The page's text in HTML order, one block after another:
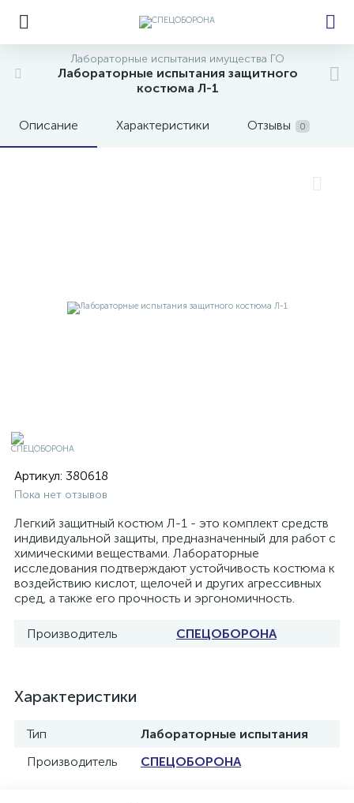
Лабораторные испытания имущества ГО
Лабораторные испытания защитного
костюма Л-1
Описание Характеристики Отзывы 0
Артикул: 380618
Пока нет отзывов
Легкий защитный костюм Л-1 - это комплект средств
индивидуальной защиты, предназначенный для работ с
химическими веществами. Лабораторные
исследования подтверждают устойчивость костюма к
воздействию кислот, щелочей и других агрессивных
сред, а также его прочность и эргономичность.
Производитель СПЕЦОБОРОНА
Характеристики
Тип
Лабораторные испытания
Производитель
СПЕЦОБОРОНА